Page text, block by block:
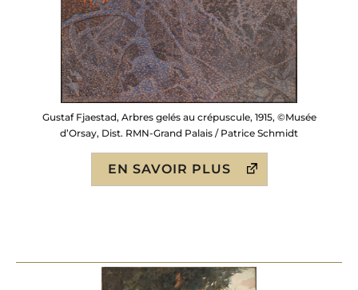
Gustaf Fjaestad, Arbres gelés au crépuscule, 1915, ©Musée
d’Orsay, Dist. RMN-Grand Palais / Patrice Schmidt
EN SAVOIR PLUS